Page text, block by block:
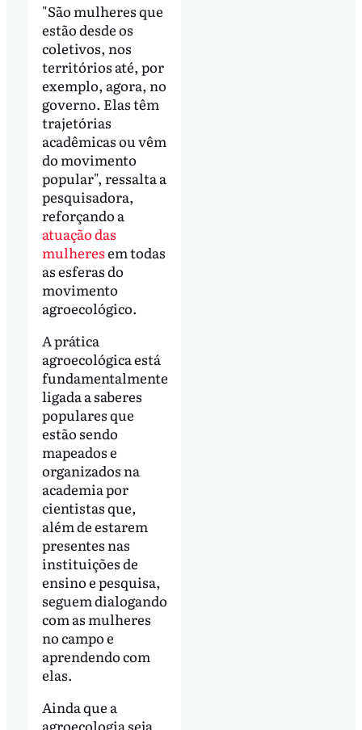
"São mulheres que
estão desde os
coletivos, nos
territórios até, por
exemplo, agora, no
governo. Elas têm
trajetórias
acadêmicas ou vêm
do movimento
popular", ressalta a
pesquisadora,
reforçando a
atuação das
mulheresem todas
as esferas do
movimento
agroecológico.
A prática
agroecológica está
fundamentalmente
ligada a saberes
populares que
estão sendo
mapeados e
organizados na
academia por
cientistas que,
além de estarem
presentes nas
instituições de
ensino e pesquisa,
seguem dialogando
com as mulheres
no campo e
aprendendo com
elas.
Ainda que a
agroecologia seja